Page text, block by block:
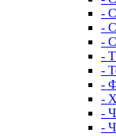
-
-
-
-
-
-
-
-
-